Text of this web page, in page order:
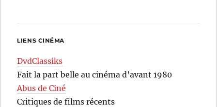
LIENS CINÉMA
DvdClassiks
Fait la part belle au cinéma d’avant 1980
Abus de Ciné
Critiques de films récents